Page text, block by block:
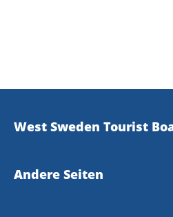
West Sweden Tourist
Presse
Andere Seiten